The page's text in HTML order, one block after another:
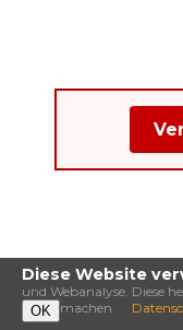
Diese Website
und Webanalyse. Diese
machen.
OK